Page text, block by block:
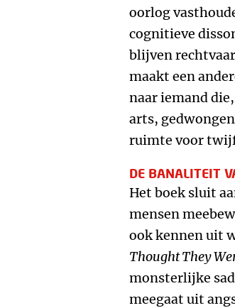
oorlog
cognitieve
blijven
maakt een
naar iemand
arts,
ruimte voor
DE BANALITEIT
Het boek sluit
mensen
ook kennen uit
Thought They
monsterlijke
meegaat uit